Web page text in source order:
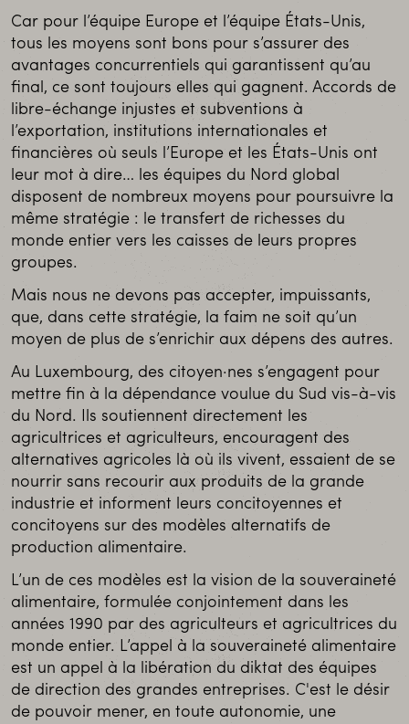
Car pour l’équipe Europe et l’équipe États-Unis,
tous les moyens sont bons pour s’assurer des
avantages concurrentiels qui garantissent qu’au
final, ce sont toujours elles qui gagnent. Accords de
libre-échange injustes et subventions à
l’exportation, institutions internationales et
financières où seuls l’Europe et les États-Unis ont
leur mot à dire… les équipes du Nord global
disposent de nombreux moyens pour poursuivre la
même stratégie : le transfert de richesses du
monde entier vers les caisses de leurs propres
groupes.
Mais nous ne devons pas accepter, impuissants,
que, dans cette stratégie, la faim ne soit qu’un
moyen de plus de s’enrichir aux dépens des autres.
Au Luxembourg, des citoyen·nes s’engagent pour
mettre fin à la dépendance voulue du Sud vis-à-vis
du Nord. Ils soutiennent directement les
agricultrices et agriculteurs, encouragent des
alternatives agricoles là où ils vivent, essaient de se
nourrir sans recourir aux produits de la grande
industrie et informent leurs concitoyennes et
concitoyens sur des modèles alternatifs de
production alimentaire.
L’un de ces modèles est la vision de la souveraineté
alimentaire, formulée conjointement dans les
années 1990 par des agriculteurs et agricultrices du
monde entier. L’appel à la souveraineté alimentaire
est un appel à la libération du diktat des équipes
de direction des grandes entreprises. C'est le désir
de pouvoir mener, en toute autonomie, une